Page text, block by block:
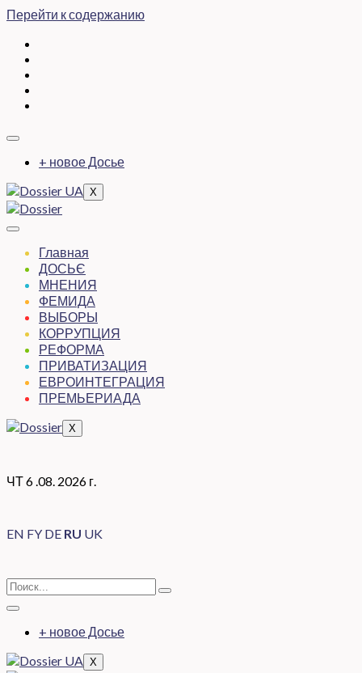
Перейти к содержанию
+ новое Досье
X
Главная
ДОСЬЄ
МНЕНИЯ
ФЕМИДА
ВЫБОРЫ
КОРРУПЦИЯ
РЕФОРМА
ПРИВАТИЗАЦИЯ
ЕВРОИНТЕГРАЦИЯ
ПРЕМЬЕРИАДА
X
ЧТ 6 .08. 2026 г.
EN FY DE RU UK
+ новое Досье
X